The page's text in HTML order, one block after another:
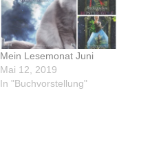
Mein Lesemonat Juni
Mai 12, 2019
In "Buchvorstellung"